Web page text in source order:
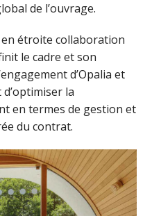
de l’ouvrage.
étroite collaboration
le cadre et son
d’Opalia et
la
en termes de gestion et
du contrat.